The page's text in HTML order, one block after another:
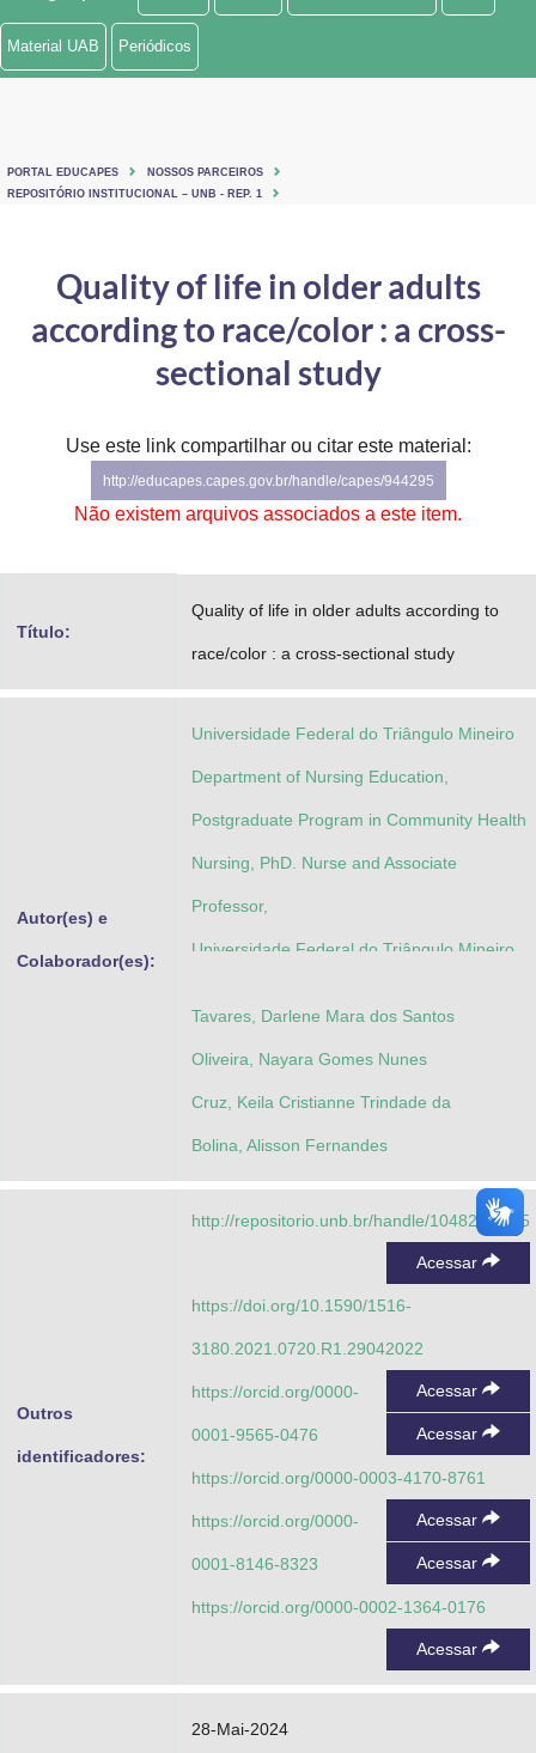
Ministério de Minas e Energia
Ministério do Turismo
Controladoria-Geral da União
Ministério da Mulher, da Família e dos Direitos Humanos
Secretaria de Governo
Gabinete de Segurança Institucional
Material UAB Periódicos
PORTAL EDUCAPES
NOSSOS PARCEIROS
REPOSITÓRIO INSTITUCIONAL – UNB - REP. 1
Quality of life in older adults
according to race/color : a cross-
sectional study
Use este link compartilhar ou citar este material:
http://educapes.capes.gov.br/handle/capes/944295
Não existem arquivos associados a este item.
Título:
Quality of life in older adults according to
race/color : a cross-sectional study
Autor(es) e
Colaborador(es):
Universidade Federal do Triângulo Mineiro
Department of Nursing Education,
Postgraduate Program in Community Health
Nursing, PhD. Nurse and Associate
Professor,
Universidade Federal do Triângulo Mineiro
Nursing, Faculty of Health Sciences, PhD.
Tavares, Darlene Mara dos Santos
Oliveira, Nayara Gomes Nunes
Cruz, Keila Cristianne Trindade da
Bolina, Alisson Fernandes
Outros
identificadores:
http://repositorio.unb.br/handle/10482/48135
Acessar
https://doi.org/10.1590/1516-
3180.2021.0720.R1.29042022
Acessar
https://orcid.org/0000-
0001-9565-0476 Acessar
https://orcid.org/0000-0003-4170-8761
Acessar
https://orcid.org/0000-
0001-8146-8323 Acessar
https://orcid.org/0000-0002-1364-0176
Acessar
28-Mai-2024